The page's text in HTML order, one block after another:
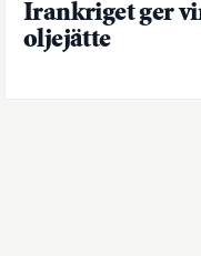
Irankriget ger
oljejätte